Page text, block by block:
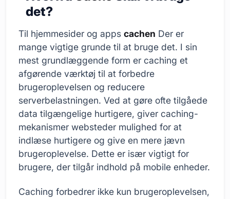
det?
Til hjemmesider og apps cachen Der er
mange vigtige grunde til at bruge det. I sin
mest grundlæggende form er caching et
afgørende værktøj til at forbedre
brugeroplevelsen og reducere
serverbelastningen. Ved at gøre ofte tilgåede
data tilgængelige hurtigere, giver caching-
mekanismer websteder mulighed for at
indlæse hurtigere og give en mere jævn
brugeroplevelse. Dette er især vigtigt for
brugere, der tilgår indhold på mobile enheder.
Caching forbedrer ikke kun brugeroplevelsen,